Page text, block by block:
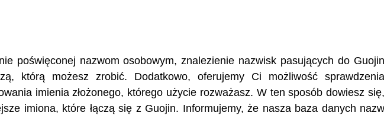
poświęconej nazwom osobowym, znalezienie nazwisk pasujących do Guojin
którą możesz zrobić. Dodatkowo, oferujemy Ci możliwość sprawdzenia
imienia złożonego, którego użycie rozważasz. W ten sposób dowiesz się,
imiona, które łączą się z Guojin. Informujemy, że nasza baza danych nazw